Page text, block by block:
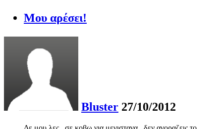
Μου αρέσει!
Bluster 27/10/2012